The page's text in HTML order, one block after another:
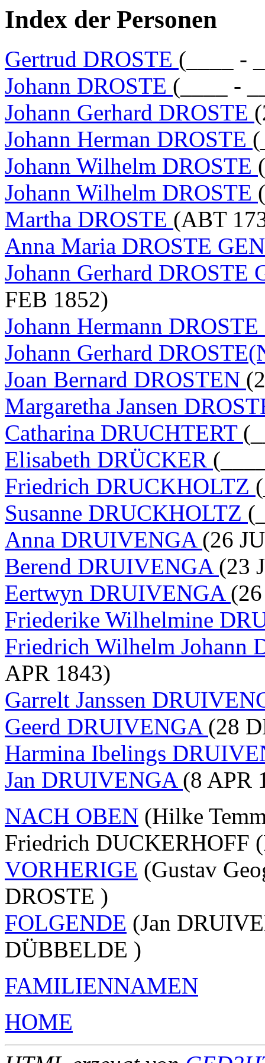
Index der Personen
Gertrud DROSTE (____ -
Johann DROSTE (____ -
Johann Gerhard DROSTE
Johann Herman DROSTE
Johann Wilhelm DROSTE
Johann Wilhelm DROSTE
Martha DROSTE (ABT
Anna Maria DROSTE
Johann Gerhard
FEB 1852)
Johann Hermann
Johann Gerhard
Joan Bernard DROSTEN
Margaretha Jansen
Catharina DRUCHTERT
Elisabeth DRÜCKER
Friedrich DRUCKHOLTZ
Susanne DRUCKHOLTZ
Anna DRUIVENGA (26
Berend DRUIVENGA (23
Eertwyn DRUIVENGA
Friederike Wilhelmine
Friedrich Wilhelm Johann
APR 1843)
Garrelt Janssen
Geerd DRUIVENGA (28
Harmina Ibelings
Jan DRUIVENGA (8 APR
NACH OBEN (Hilke
Friedrich DUCKERHOFF
VORHERIGE (Gustav
DROSTE )
FOLGENDE (Jan
DÜBBELDE )
FAMILIENNAMEN
HOME